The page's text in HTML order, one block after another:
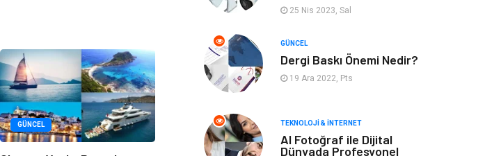
GÜNCEL
Sistemleri
Aksesuar Bebek Giyim
Hayvancılık
25 Nis 2023, Sal
GÜNCEL
Dergi Baskı Önemi Nedir?
19 Ara 2022, Pts
TEKNOLOJI & İNTERNET
AI Fotoğraf ile Dijital
Dünyada Profesyonel